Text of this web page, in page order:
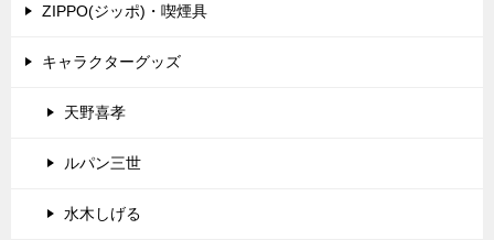
ZIPPO(ジッポ)・喫煙具
キャラクターグッズ
天野喜孝
ルパン三世
水木しげる